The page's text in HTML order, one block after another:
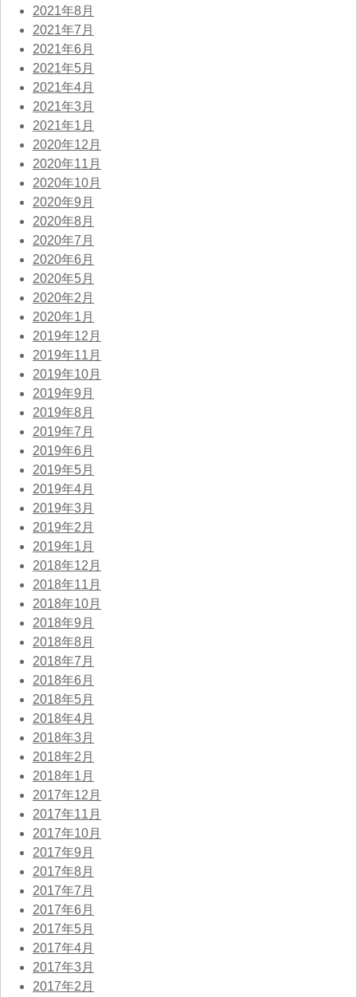
2021年8月
2021年7月
2021年6月
2021年5月
2021年4月
2021年3月
2021年1月
2020年12月
2020年11月
2020年10月
2020年9月
2020年8月
2020年7月
2020年6月
2020年5月
2020年2月
2020年1月
2019年12月
2019年11月
2019年10月
2019年9月
2019年8月
2019年7月
2019年6月
2019年5月
2019年4月
2019年3月
2019年2月
2019年1月
2018年12月
2018年11月
2018年10月
2018年9月
2018年8月
2018年7月
2018年6月
2018年5月
2018年4月
2018年3月
2018年2月
2018年1月
2017年12月
2017年11月
2017年10月
2017年9月
2017年8月
2017年7月
2017年6月
2017年5月
2017年4月
2017年3月
2017年2月